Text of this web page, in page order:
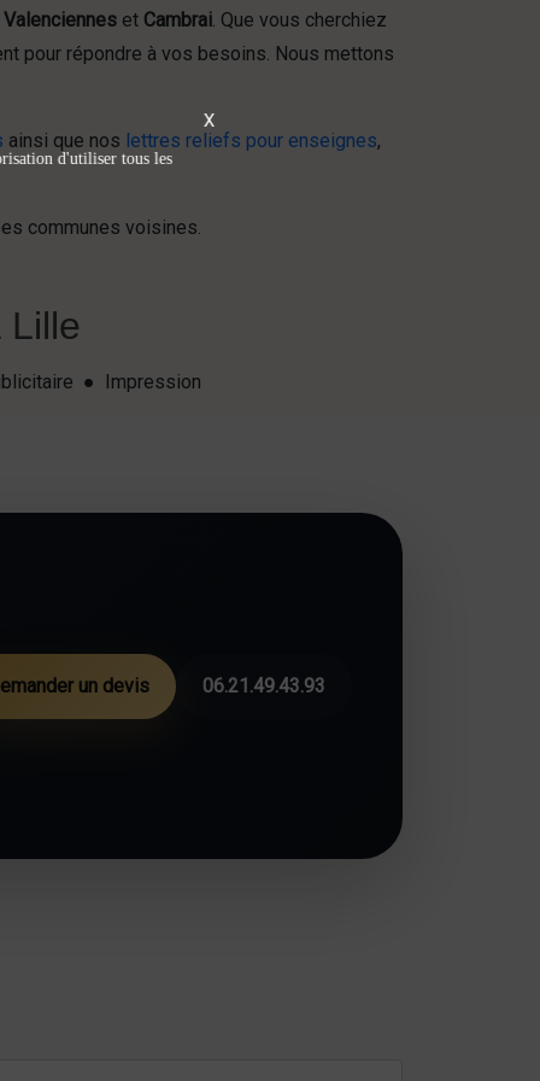
Valenciennes et Cambrai. Que vous cherchiez
pour répondre à vos besoins. Nous mettons
ainsi que nos lettres reliefs pour enseignes,
communes voisines.
Lille
● Impression
un devis 06.21.49.43.93
X
d'utiliser tous les